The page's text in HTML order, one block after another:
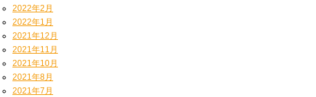
2022年2月
2022年1月
2021年12月
2021年11月
2021年10月
2021年8月
2021年7月